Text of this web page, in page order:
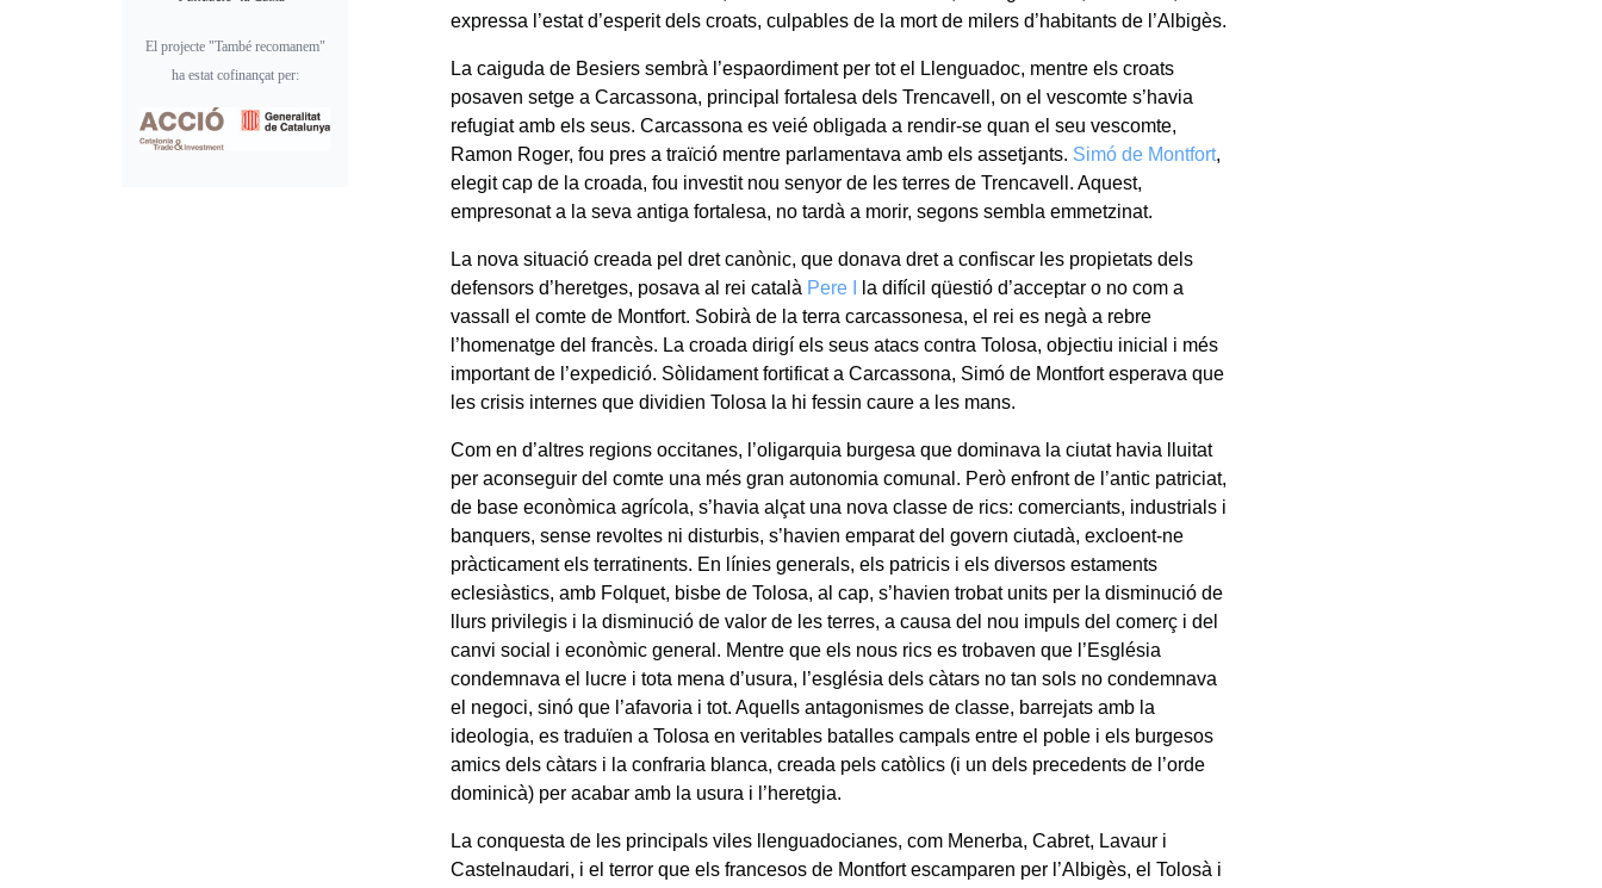
expressa l’estat d’esperit dels croats, culpables de la mort de milers d’habitants de l’Albigès.
La caiguda de Besiers sembrà l’espaordiment per tot el Llenguadoc, mentre els croats
posaven setge a Carcassona, principal fortalesa dels Trencavell, on el vescomte s’havia
refugiat amb els seus. Carcassona es veié obligada a rendir-se quan el seu vescomte,
Ramon Roger, fou pres a traïció mentre parlamentava amb els assetjants. Simó de Montfort,
elegit cap de la croada, fou investit nou senyor de les terres de Trencavell. Aquest,
empresonat a la seva antiga fortalesa, no tardà a morir, segons sembla emmetzinat.
La nova situació creada pel dret canònic, que donava dret a confiscar les propietats dels
defensors d’heretges, posava al rei català Pere I
la difícil qüestió d’acceptar o no com a
vassall el comte de Montfort. Sobirà de la terra carcassonesa, el rei es negà a rebre
l’homenatge del francès. La croada dirigí els seus atacs contra Tolosa, objectiu inicial i més
important de l’expedició. Sòlidament fortificat a Carcassona, Simó de Montfort esperava que
les crisis internes que dividien Tolosa la hi fessin caure a les mans.
Com en d’altres regions occitanes, l’oligarquia burgesa que dominava la ciutat havia lluitat
per aconseguir del comte una més gran autonomia comunal. Però enfront de l’antic patriciat,
de base econòmica agrícola, s’havia alçat una nova classe de rics: comerciants, industrials i
banquers, sense revoltes ni disturbis, s’havien emparat del govern ciutadà, excloent-ne
pràcticament els terratinents. En línies generals, els patricis i els diversos estaments
eclesiàstics, amb Folquet, bisbe de Tolosa, al cap, s’havien trobat units per la disminució de
llurs privilegis i la disminució de valor de les terres, a causa del nou impuls del comerç i del
canvi social i econòmic general. Mentre que els nous rics es trobaven que l’Església
condemnava el lucre i tota mena d’usura, l’església dels càtars no tan sols no condemnava
el negoci, sinó que l’afavoria i tot. Aquells antagonismes de classe, barrejats amb la
ideologia, es traduïen a Tolosa en veritables batalles campals entre el poble i els burgesos
amics dels càtars i la confraria blanca, creada pels catòlics (i un dels precedents de l’orde
dominicà) per acabar amb la usura i l’heretgia.
La conquesta de les principals viles llenguadocianes, com Menerba, Cabret, Lavaur i
Castelnaudari, i el terror que els francesos de Montfort escamparen per l’Albigès, el Tolosà i
El projecte "També recomanem"
ha estat cofinançat per: